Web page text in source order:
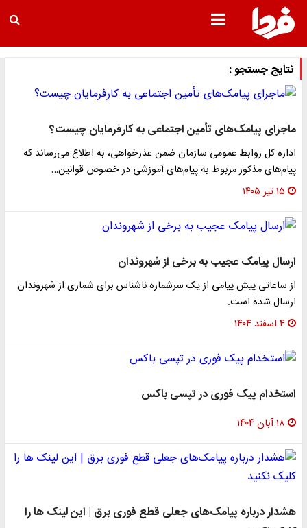
نتایج جستجو :
ماجرای پیامک‌های تأمین اجتماعی به کارفرمایان چیست؟
اداره کل روابط عمومی سازمان ضمن عذرخواهی، به اطلاع می‌رساند که
پیام‌های مذکور مربوط به پیام‌های آموزشی در خصوص قوانین…
۱۵ تیر ۱۴۰۵
ارسال پیامک عجیب به برخی از شهروندان
از ساعاتی پیش پیامی از یک سرشماره ناشناس برای شماری از شهروندان
ارسال شده است.
۴ اسفند ۱۴۰۴
استخدام پیک فوری در تپسی باکس
۱۸ آبان ۱۴۰۴
هشدار درباره پیامک‌های جعلی قطع فوری برق | این لینک ها را